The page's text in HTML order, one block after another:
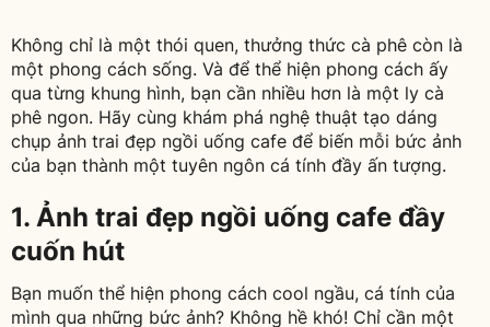
Không chỉ là một thói quen, thưởng thức cà phê còn là
một phong cách sống. Và để thể hiện phong cách ấy
qua từng khung hình, bạn cần nhiều hơn là một ly cà
phê ngon. Hãy cùng khám phá nghệ thuật tạo dáng
chụp ảnh trai đẹp ngồi uống cafe để biến mỗi bức ảnh
của bạn thành một tuyên ngôn cá tính đầy ấn tượng.
1. Ảnh trai đẹp ngồi uống cafe đầy
cuốn hút
Bạn muốn thể hiện phong cách cool ngầu, cá tính của
mình qua những bức ảnh? Không hề khó! Chỉ cần một